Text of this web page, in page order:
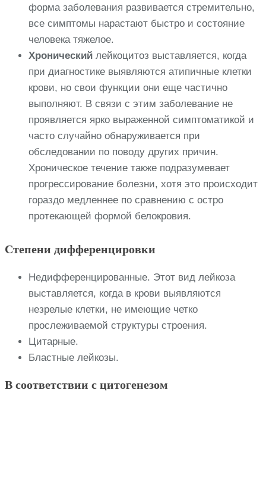
форма заболевания развивается стремительно,
все симптомы нарастают быстро и состояние
человека тяжелое.
Хронический лейкоцитоз выставляется, когда
при диагностике выявляются атипичные клетки
крови, но свои функции они еще частично
выполняют. В связи с этим заболевание не
проявляется ярко выраженной симптоматикой и
часто случайно обнаруживается при
обследовании по поводу других причин.
Хроническое течение также подразумевает
прогрессирование болезни, хотя это происходит
гораздо медленнее по сравнению с остро
протекающей формой белокровия.
Степени дифференцировки
Недифференцированные. Этот вид лейкоза
выставляется, когда в крови выявляются
незрелые клетки, не имеющие четко
прослеживаемой структуры строения.
Цитарные.
Бластные лейкозы.
В соответствии с цитогенезом